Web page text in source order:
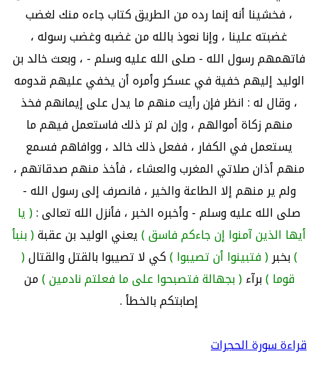
، فخشينا أنه إنما رده من الطريق كتاب جاءه منك لغضب
غضبته علينا ، وإنا نعوذ بالله من غضبه وغضب رسوله ،
فاتهمهم رسول الله - صلى الله عليه وسلم - ، وبعث خالد بن
الوليد إليهم خفية في عسكر وأمره أن يخفي عليهم قدومه
، وقال له : انظر فإن رأيت منهم ما يدل على إيمانهم فخذ
منهم زكاة أموالهم ، وإن لم تر ذلك فاستعمل فيهم ما
يستعمل في الكفار ، ففعل ذلك خالد ، ووافاهم فسمع
منهم أذان صلاتي المغرب والعشاء ، فأخذ منهم صدقاتهم ،
ولم ير منهم إلا الطاعة والخير ، فانصرف إلى رسول الله -
صلى الله عليه وسلم - وأخبره الخبر ، فأنزل الله تعالى :( يا
أيها الذين آمنوا إن جاءكم فاسق )يعني الوليد بن عقبة( بنبأ
)بخبر( فتبينوا أن تصيبوا )كي لا تصيبوا بالقتل والقتال(
قوما )برآء( بجهالة فتصبحوا على ما فعلتم نادمين )من
إصابتكم بالخطأ .
قراءة سورة الحجرات